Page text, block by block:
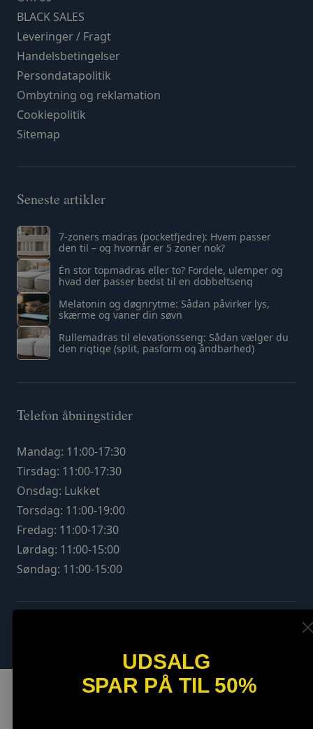
BLACK SALES
Leveringer / Fragt
Handelsbetingelser
Persondatapolitik
Ombytning og reklamation
Cookiepolitik
Sitemap
Seneste artikler
7-zoners madras (pocketfjedre): Hvem passer
den til – og hvornår er 5 zoner nok?
Én stor topmadras eller to? Fordele, ulemper og
hvad der passer bedst til en dobbeltseng
Melatonin og døgnrytme: Sådan påvirker lys,
skærme og vaner din søvn
Rullemadras til elevationsseng: Sådan vælger du
den rigtige (split, pasform og åndbarhed)
Telefon åbningstider
Mandag: 11:00-17:30
Tirsdag: 11:00-17:30
Onsdag: Lukket
Torsdag: 11:00-19:00
Fredag: 11:00-17:30
Lørdag: 11:00-15:00
Søndag: 11:00-15:00
UDSALG
SPAR PÅ TIL 50%